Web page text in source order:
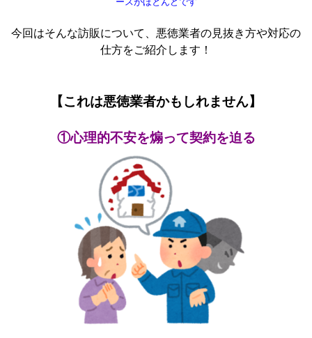
今回はそんな訪販について、悪徳業者の見抜き方や対応の
仕方をご紹介します！
【これは悪徳業者かもしれません】
①心理的不安を煽って契約を迫る